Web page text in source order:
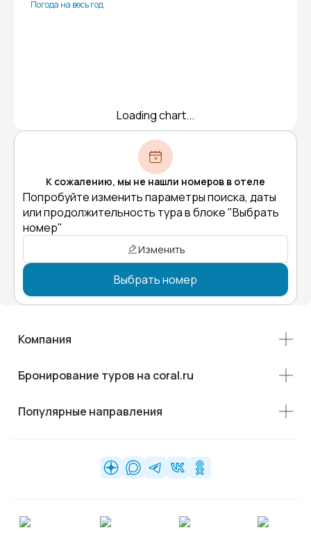
Погода на весь год
Loading chart...
К сожалению, мы не нашли номеров в отеле
Попробуйте изменить параметры поиска, даты
или продолжительность тура в блоке "Выбрать
номер"
Изменить
Выбрать номер
Компания
Бронирование туров на coral.ru
Популярные направления